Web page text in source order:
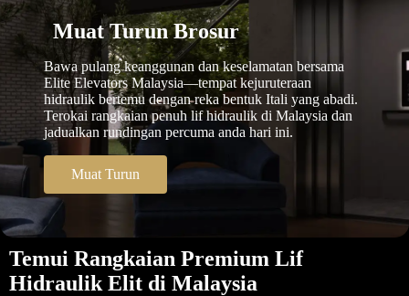
Muat Turun Brosur
Bawa pulang keanggunan dan keselamatan bersama
Elite Elevators Malaysia—tempat kejuruteraan
hidraulik bertemu dengan reka bentuk Itali yang abadi.
Terokai rangkaian penuh lif hidraulik di Malaysia dan
jadualkan rundingan percuma anda hari ini.
Muat Turun
Temui Rangkaian Premium Lif
Hidraulik Elit di Malaysia